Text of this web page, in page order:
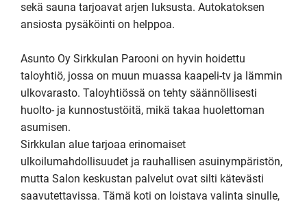
sekä sauna tarjoavat arjen luksusta. Autokatoksen
ansiosta pysäköinti on helppoa.
Asunto Oy Sirkkulan Parooni on hyvin hoidettu
taloyhtiö, jossa on muun muassa kaapeli-tv ja lämmin
ulkovarasto. Taloyhtiössä on tehty säännöllisesti
huolto- ja kunnostustöitä, mikä takaa huolettoman
asumisen.
Sirkkulan alue tarjoaa erinomaiset
ulkoilumahdollisuudet ja rauhallisen asuinympäristön,
mutta Salon keskustan palvelut ovat silti kätevästi
saavutettavissa. Tämä koti on loistava valinta sinulle,